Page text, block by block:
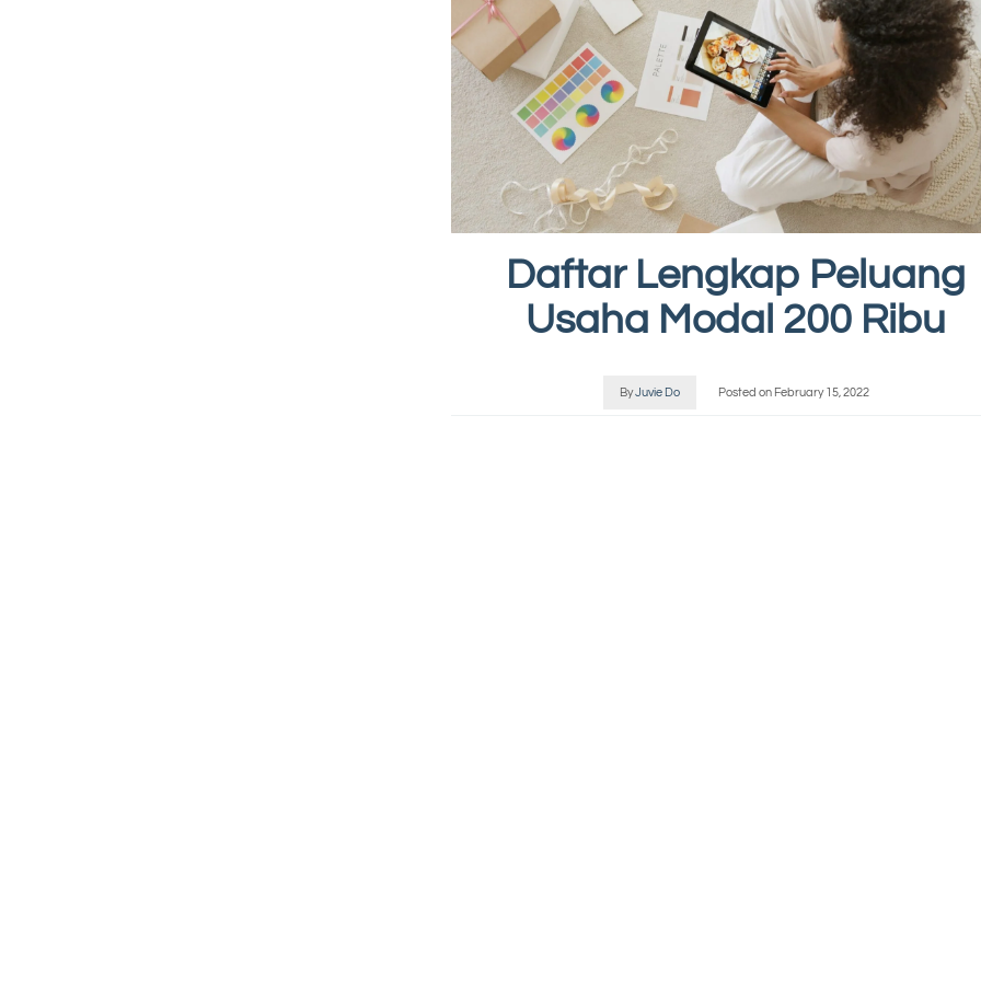
Daftar Lengkap Peluang
Usaha Modal 200 Ribu
ByJuvie Do Posted on February 15, 2022